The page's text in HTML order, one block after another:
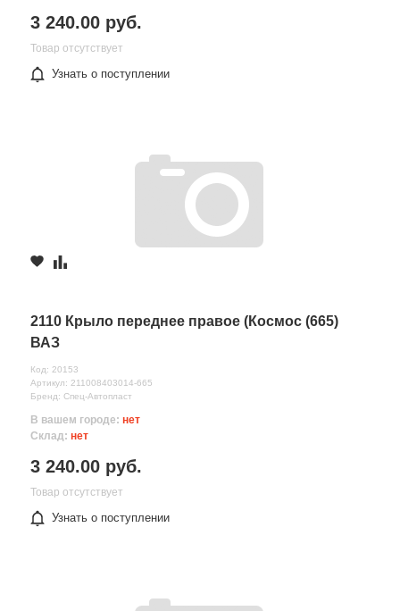
3 240.00 руб.
Товар отсутствует
Узнать о поступлении
2110 Крыло переднее правое (Космос (665)
ВАЗ
Код: 20153
Артикул: 211008403014-665
Бренд: Спец-Автопласт
В вашем городе: нет
Склад: нет
3 240.00 руб.
Товар отсутствует
Узнать о поступлении